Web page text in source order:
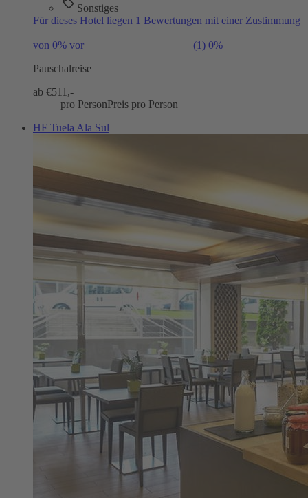
Sonstiges
Für dieses Hotel liegen 1 Bewertungen mit einer Zustimmung
von 0% vor (1) 0%
Pauschalreise
ab €511,-
pro PersonPreis pro Person
HF Tuela Ala Sul